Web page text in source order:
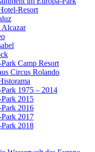
Resort
Alcazar
Camp Resort
Circus Rolando
1975 – 2014
2015
2016
2017
2018